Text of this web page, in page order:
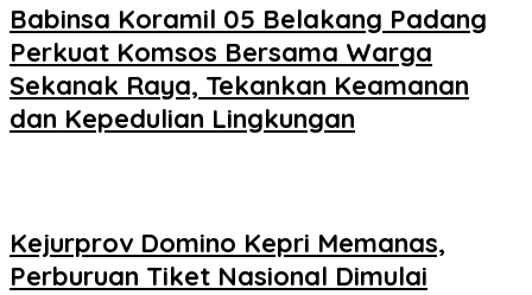
Babinsa Koramil 05 Belakang Padang
Perkuat Komsos Bersama Warga
Sekanak Raya, Tekankan Keamanan
dan Kepedulian Lingkungan
Kejurprov Domino Kepri Memanas,
Perburuan Tiket Nasional Dimulai